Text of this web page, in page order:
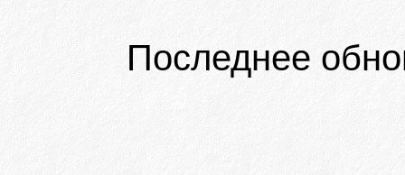
Последнее